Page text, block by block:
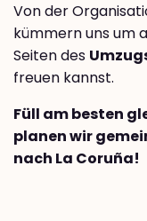
Von der
kümmern uns um
Seiten des
freuen kannst.
Füll am besten
planen wir
nach La Coruña!